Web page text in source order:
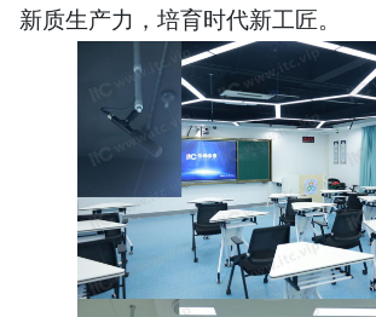
新质生产力，培育时代新工匠。